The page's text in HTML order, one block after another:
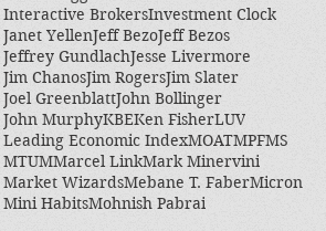
Interactive BrokersInvestment Clock
Janet YellenJeff BezoJeff Bezos
Jeffrey GundlachJesse Livermore
Jim ChanosJim RogersJim Slater
Joel GreenblattJohn Bollinger
John MurphyKBEKen FisherLUV
Leading Economic IndexMOATMPFMS
MTUMMarcel LinkMark Minervini
Market WizardsMebane T. FaberMicron
Mini HabitsMohnish Pabrai